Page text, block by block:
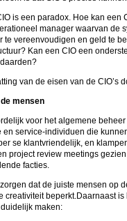
is een paradox. Hoe kan
manager waarvan de
te vereenvoudigen en geld te
Kan een CIO een
van de eisen van de CIO’s
mensen
voor het algemene
en service-individuen die
se klantvriendelijk, en
project review meetings
facties.
dat de juiste mensen op
creativiteit beperkt.Daarnaast
maken: